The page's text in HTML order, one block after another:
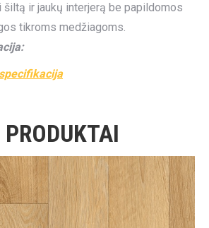
ir jaukų interjerą be papildomos
tikroms medžiagoms.